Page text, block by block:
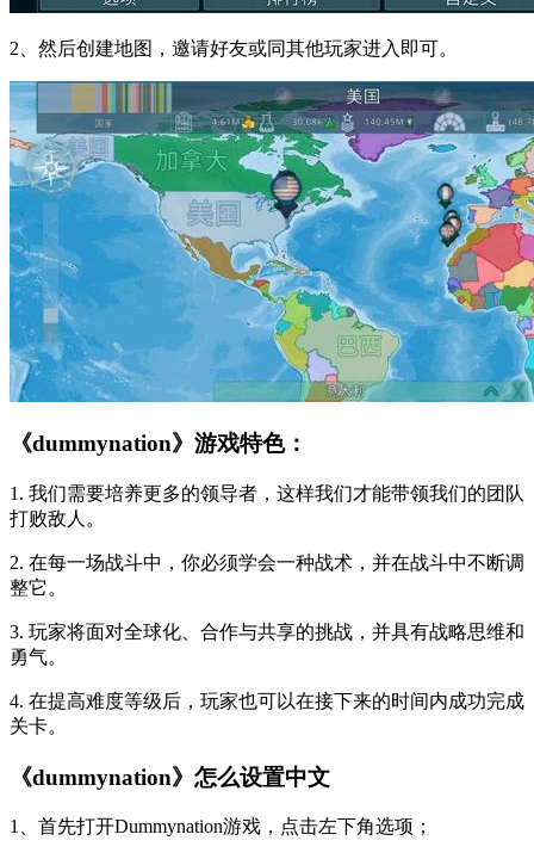
2、然后创建地图，邀请好友或同其他玩家进入即可。
《dummynation》游戏特色：
1. 我们需要培养更多的领导者，这样我们才能带领我们的团队
打败敌人。
2. 在每一场战斗中，你必须学会一种战术，并在战斗中不断调
整它。
3. 玩家将面对全球化、合作与共享的挑战，并具有战略思维和
勇气。
4. 在提高难度等级后，玩家也可以在接下来的时间内成功完成
关卡。
《dummynation》怎么设置中文
1、首先打开Dummynation游戏，点击左下角选项；